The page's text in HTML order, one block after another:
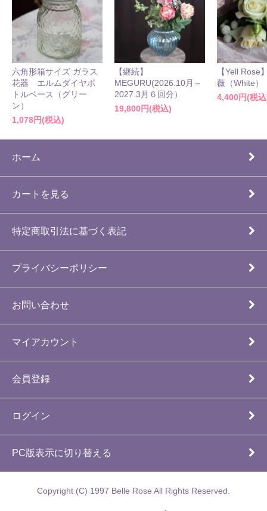
六角形箱サイズ ガラス
花器 エルムダイヤボ
トルベース（グリー
ン）
1,078円(税込)
【継続】
MEGURU(2026.10月～
2027.3月６回分）
19,800円(税込)
【Yell Rose
薇（White）
4,400円(税
ホーム
カートを見る
特定商取引法に基づく表記
プライバシーポリシー
お問い合わせ
マイアカウント
会員登録
ログイン
PC版表示に切り替える
Copyright (C) 1997 Belle Rose All Rights Reserved.